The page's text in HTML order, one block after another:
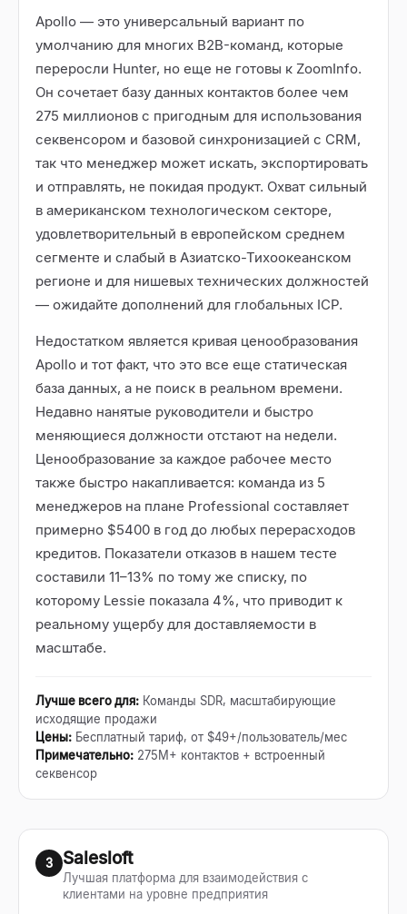
Apollo — это универсальный вариант по
умолчанию для многих B2B-команд, которые
переросли Hunter, но еще не готовы к ZoomInfo.
Он сочетает базу данных контактов более чем
275 миллионов с пригодным для использования
секвенсором и базовой синхронизацией с CRM,
так что менеджер может искать, экспортировать
и отправлять, не покидая продукт. Охват сильный
в американском технологическом секторе,
удовлетворительный в европейском среднем
сегменте и слабый в Азиатско-Тихоокеанском
регионе и для нишевых технических должностей
— ожидайте дополнений для глобальных ICP.
Недостатком является кривая ценообразования
Apollo и тот факт, что это все еще статическая
база данных, а не поиск в реальном времени.
Недавно нанятые руководители и быстро
меняющиеся должности отстают на недели.
Ценообразование за каждое рабочее место
также быстро накапливается: команда из 5
менеджеров на плане Professional составляет
примерно $5400 в год до любых перерасходов
кредитов. Показатели отказов в нашем тесте
составили 11–13% по тому же списку, по
которому Lessie показала 4%, что приводит к
реальному ущербу для доставляемости в
масштабе.
Лучше всего для: Команды SDR, масштабирующие
исходящие продажи
Цены: Бесплатный тариф, от $49+/пользователь/мес
Примечательно: 275M+ контактов + встроенный
секвенсор
3 Salesloft
Лучшая платформа для взаимодействия с
клиентами на уровне предприятия